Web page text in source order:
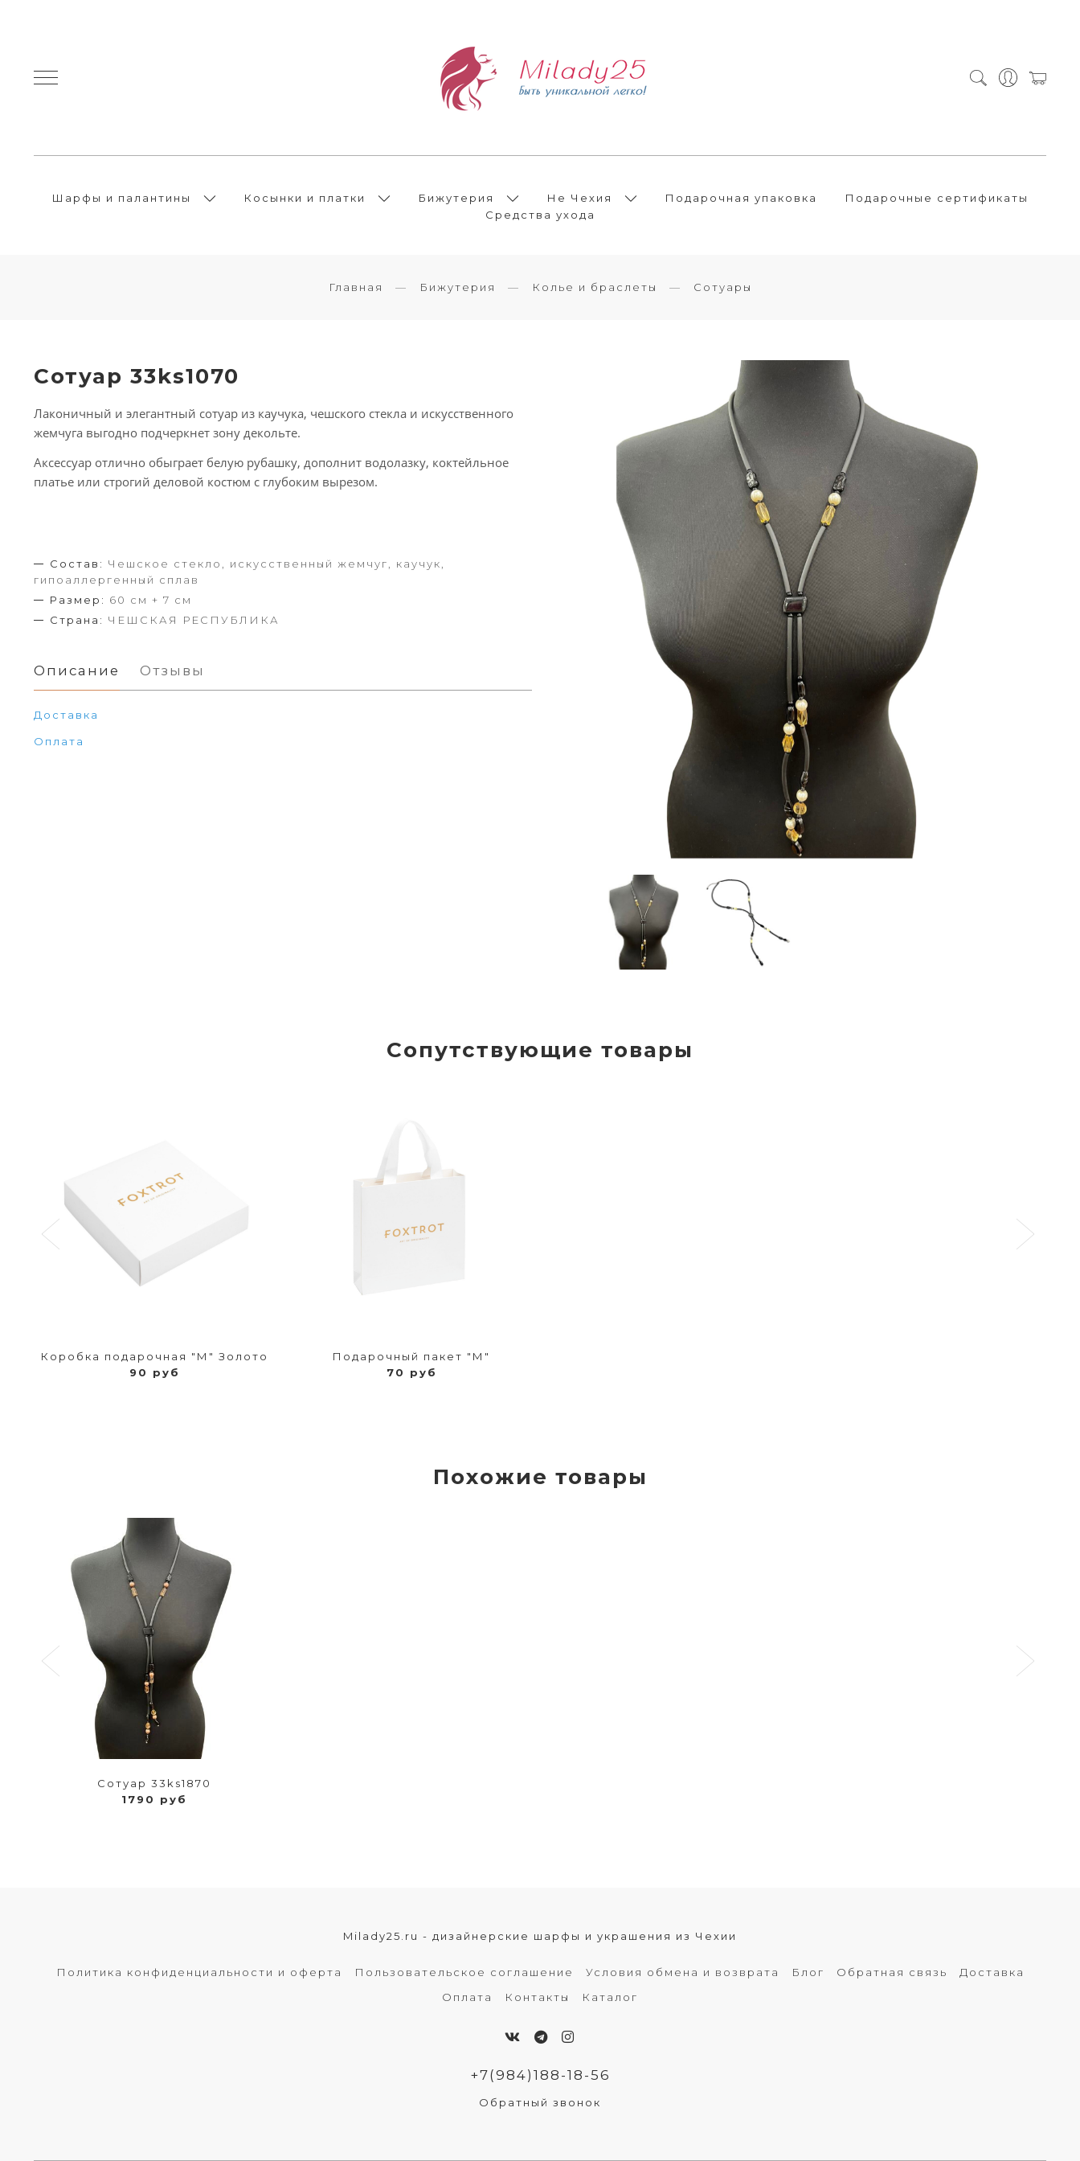
Шарфы и палантины Косынки и платки Бижутерия Не Чехия Подарочная упаковка
Подарочные сертификаты
Средства ухода
Главная Бижутерия Колье и браслеты Сотуары
Сотуар 33ks1070
Лаконичный и элегантный сотуар из каучука, чешского стекла и искусственного
жемчуга выгодно подчеркнет зону декольте.
Аксессуар отлично обыграет белую рубашку, дополнит водолазку, коктейльное
платье или строгий деловой костюм с глубоким вырезом.
Состав: Чешское стекло, искусственный жемчуг, каучук,
гипоаллергенный сплав
Размер: 60 см + 7 см
Страна: ЧЕШСКАЯ РЕСПУБЛИКА
Описание Отзывы
Доставка
Оплата
Сопутствующие товары
Коробка подарочная "М" Золото
90 руб
Подарочный пакет "М"
70 руб
Похожие товары
Сотуар 33ks1870
1790 руб
Milady25.ru - дизайнерские шарфы и украшения из Чехии
Политика конфиденциальности и оферта Пользовательское соглашение Условия обмена и возврата Блог Обратная связь
Доставка
Оплата
Контакты Каталог
+7(984)188-18-56
Обратный звонок